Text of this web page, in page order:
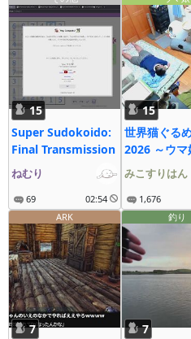
15
Super Sudokoido:
Final Transmission
ねむり
69 02:54
15
世界猫ぐる
2026 ～ウマ
疾走にゃ～
みこすりはん
1,676
ARK
7
釣り
7